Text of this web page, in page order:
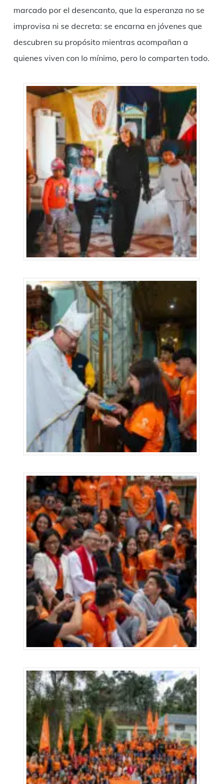
marcado por el desencanto, que la esperanza no se
improvisa ni se decreta: se encarna en jóvenes que
descubren su propósito mientras acompañan a
quienes viven con lo mínimo, pero lo comparten todo.